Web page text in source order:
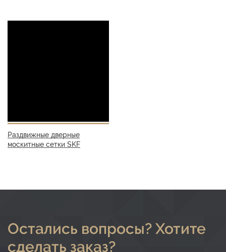
Раздвижные дверные
москитные сетки SKF
Остались вопросы? Хотите
сделать заказ?